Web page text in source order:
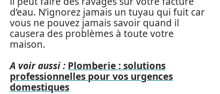
d’eau. N’ignorez jamais un tuyau qui fuit car
vous ne pouvez jamais savoir quand il
causera des problèmes à toute votre
maison.
A voir aussi : Plomberie : solutions
professionnelles pour vos urgences
domestiques